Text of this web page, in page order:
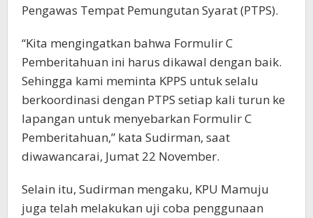
Pengawas Tempat Pemungutan Syarat (PTPS).
“Kita mengingatkan bahwa Formulir C
Pemberitahuan ini harus dikawal dengan baik.
Sehingga kami meminta KPPS untuk selalu
berkoordinasi dengan PTPS setiap kali turun ke
lapangan untuk menyebarkan Formulir C
Pemberitahuan,” kata Sudirman, saat
diwawancarai, Jumat 22 November.
Selain itu, Sudirman mengaku, KPU Mamuju
juga telah melakukan uji coba penggunaan